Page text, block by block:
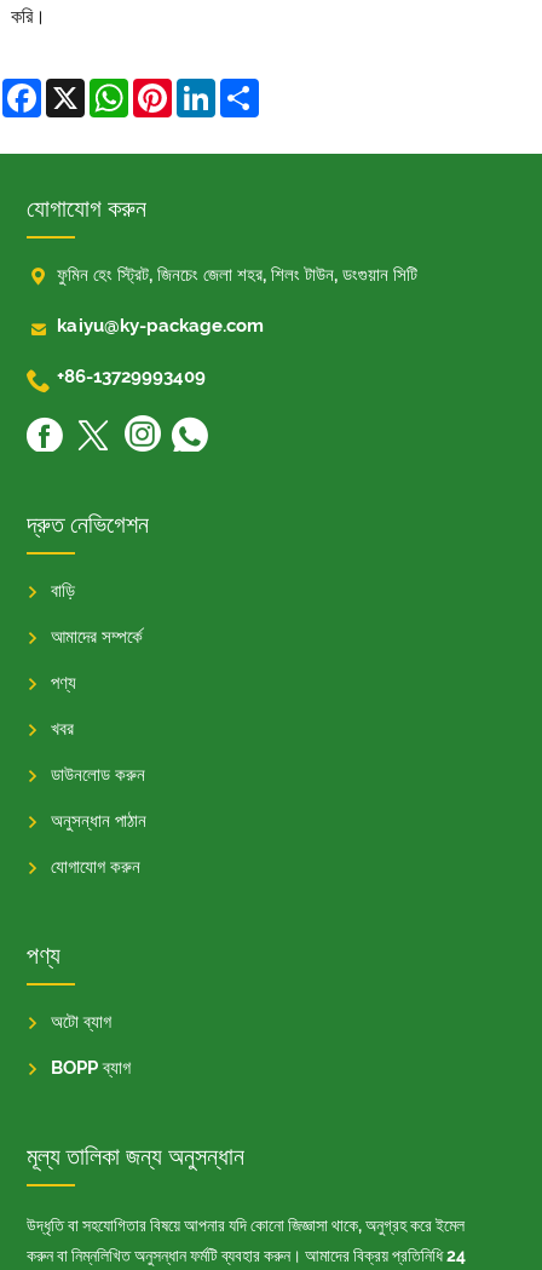
করি।
Facebook
X WhatsApp
Pinterest
LinkedIn
যোগাযোগ করুন
 ফুমিন হেং স্ট্রিট, জিনচেং জেলা শহর, শিলং টাউন, ডংগুয়ান সিটি
 kaiyu@ky-package.com
 +86-13729993409
দ্রুত নেভিগেশন
বাড়ি
আমাদের সম্পর্কে
পণ্য
খবর
ডাউনলোড করুন
অনুসন্ধান পাঠান
যোগাযোগ করুন
পণ্য
অটো ব্যাগ
BOPP ব্যাগ
মূল্য তালিকা জন্য অনুসন্ধান
উদ্ধৃতি বা সহযোগিতার বিষয়ে আপনার যদি কোনো জিজ্ঞাসা থাকে, অনুগ্রহ করে ইমেল
করুন বা নিম্নলিখিত অনুসন্ধান ফর্মটি ব্যবহার করুন। আমাদের বিক্রয় প্রতিনিধি 24